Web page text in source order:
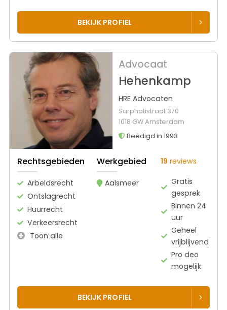
BEKIJK PROFIEL
Advocaat
Hehenkamp
HRE Advocaten
Sarphatistraat 370
1018 GW Amsterdam
Beëdigd in 1993
Rechtsgebieden
Arbeidsrecht
Ontslagrecht
Huurrecht
Verkeersrecht
Toon alle
Werkgebied
Aalsmeer
19 reviews
Gratis
gesprek
Binnen 24
uur
Geheel
vrijblijvend
Pro deo
mogelijk
BEKIJK PROFIEL